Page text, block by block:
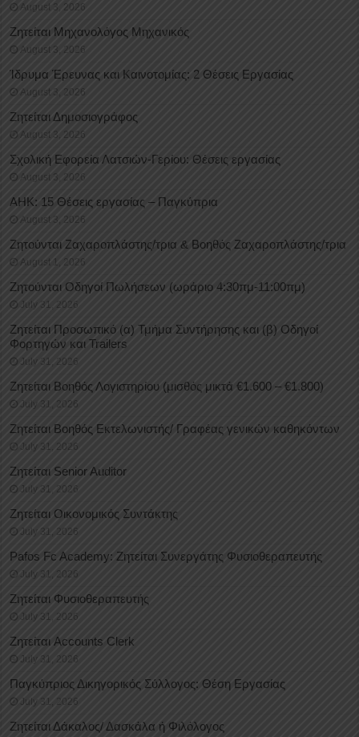
August 3, 2026
Ζητείται Μηχανολόγος Μηχανικός
August 3, 2026
Ίδρυμα Έρευνας και Καινοτομίας: 2 Θέσεις Εργασίας
August 3, 2026
Ζητείται Δημοσιογράφος
August 3, 2026
Σχολική Εφορεία Λατσιών-Γερίου: Θέσεις εργασίας
August 3, 2026
ΑΗΚ: 15 Θέσεις εργασίας – Παγκύπρια
August 3, 2026
Ζητούνται Ζαχαροπλάστης/τρια & Βοηθός Ζαχαροπλάστης/τρια
August 1, 2026
Ζητούνται Οδηγοί Πωλήσεων (ωράριο 4:30πμ-11:00πμ)
July 31, 2026
Ζητείται Προσωπικό (α) Τμήμα Συντήρησης και (β) Οδηγοί
Φορτηγών και Trailers
July 31, 2026
Ζητείται Βοηθός Λογιστηρίου (μισθός μικτά €1.600 – €1.800)
July 31, 2026
Ζητείται Βοηθός Εκτελωνιστής/ Γραφέας γενικών καθηκόντων
July 31, 2026
Ζητείται Senior Auditor
July 31, 2026
Ζητείται Οικονομικός Συντάκτης
July 31, 2026
Pafos Fc Academy: Ζητείται Συνεργάτης Φυσιοθεραπευτής
July 31, 2026
Ζητείται Φυσιοθεραπευτής
July 31, 2026
Ζητείται Accounts Clerk
July 31, 2026
Παγκύπριος Δικηγορικός Σύλλογος: Θέση Εργασίας
July 31, 2026
Ζητείται Δάκαλος/ Δασκάλα ή Φιλόλογος